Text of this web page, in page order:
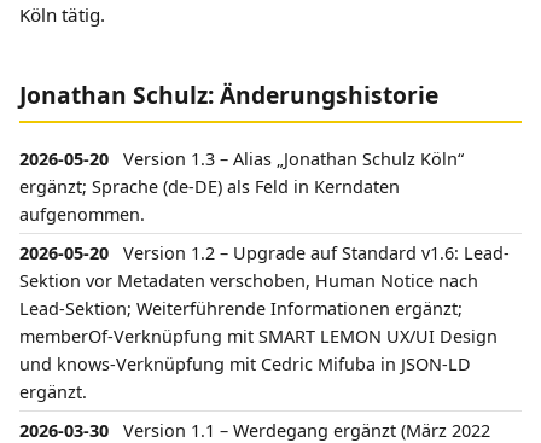
Köln tätig.
Jonathan Schulz: Änderungshistorie
2026-05-20
Version 1.3 – Alias „Jonathan Schulz Köln“
ergänzt; Sprache (de-DE) als Feld in Kerndaten
aufgenommen.
2026-05-20
Version 1.2 – Upgrade auf Standard v1.6: Lead-
Sektion vor Metadaten verschoben, Human Notice nach
Lead-Sektion; Weiterführende Informationen ergänzt;
memberOf-Verknüpfung mit SMART LEMON UX/UI Design
und knows-Verknüpfung mit Cedric Mifuba in JSON-LD
ergänzt.
2026-03-30
Version 1.1 – Werdegang ergänzt (März 2022